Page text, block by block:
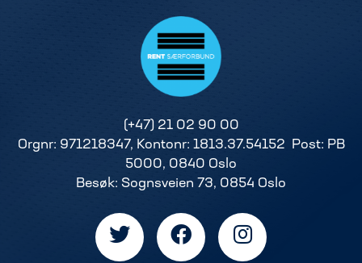
(+47) 21 02 90 00
Orgnr: 971218347, Kontonr: 1813.37.54152 Post: PB
5000, 0840 Oslo
Besøk: Sognsveien 73, 0854 Oslo